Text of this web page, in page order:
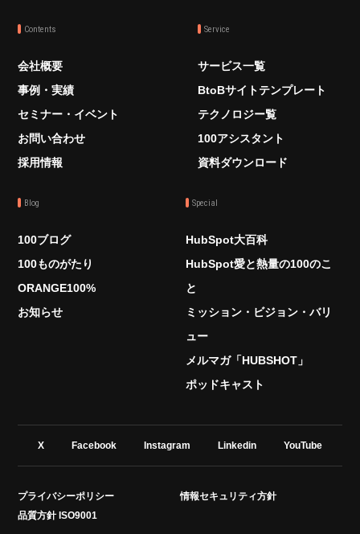
Contents
会社概要
事例・実績
セミナー・イベント
お問い合わせ
採用情報
Service
サービス一覧
BtoBサイトテンプレート
テクノロジー覧
100アシスタント
資料ダウンロード
Blog
100ブログ
100ものがたり
ORANGE100%
お知らせ
Special
HubSpot大百科
HubSpot愛と熱量の100のこ
と
ミッション・ビジョン・バリ
ュー
メルマガ「HUBSHOT」
ポッドキャスト
X Facebook Instagram Linkedin YouTube
プライバシーポリシー
情報セキュリティ方針
品質方針 ISO9001